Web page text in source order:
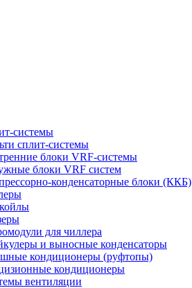
системы
сплит-системы
блоки VRF-cистемы
блоки VRF cистем
конденсаторные блоки (ККБ)
для чиллера
и выносные конденсаторы
кондиционеры (руфтопы)
кондиционеры
вентиляции